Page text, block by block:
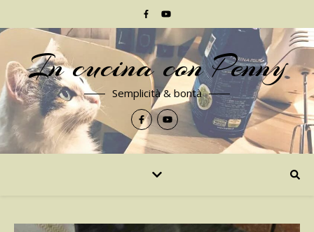
In cucina con Penny
Semplicità & bontà